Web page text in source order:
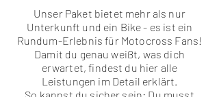
Unser Paket bietet mehr als nur
Unterkunft und ein Bike - es ist ein
Rundum-Erlebnis für Motocross Fans!
Damit du genau weißt, was dich
erwartet, findest du hier alle
Leistungen im Detail erklärt.